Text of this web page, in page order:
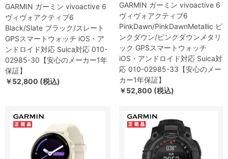
GARMIN ガーミン vivoactive 6
ヴィヴォアクティブ6
Black/Slate ブラック/スレート
GPSスマートウォッチ iOS・ア
ンドロイド対応 Suica対応 010-
02985-30【安心のメーカー1年
保証】
￥52,800 (税込)
GARMIN ガーミン vivoactive 6
ヴィヴォアクティブ6
PinkDawn/PinkDawnMetallic ピ
ンクダウン/ピンクダウンメタリ
ック GPSスマートウォッチ
iOS・アンドロイド対応 Suica対
応 010-02985-33【安心のメー
カー1年保証】
￥52,800 (税込)